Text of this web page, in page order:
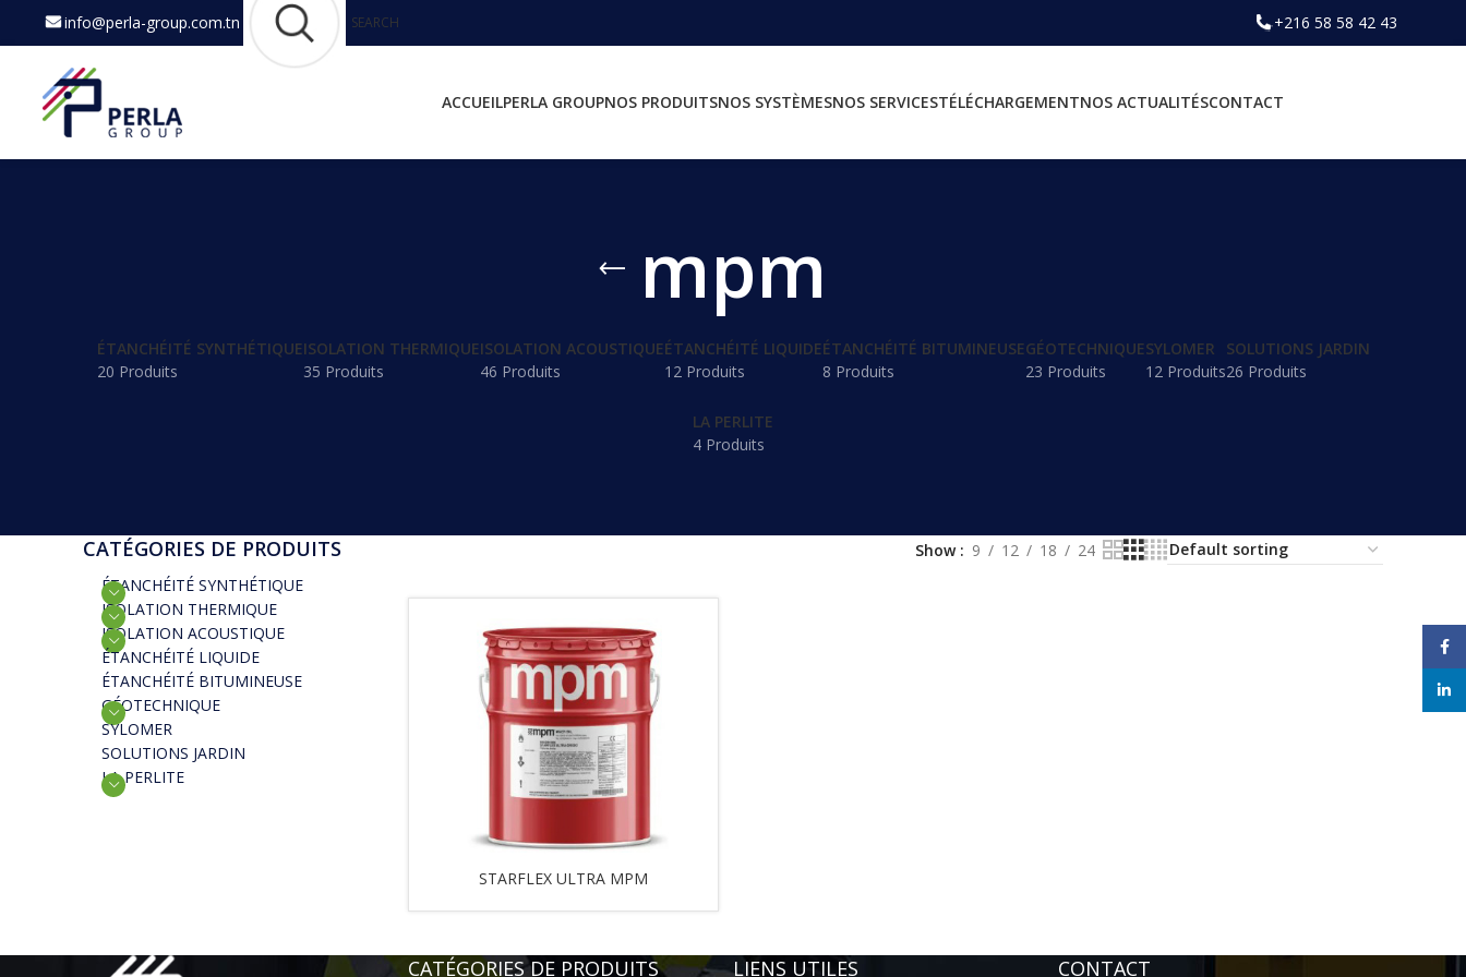
info@perla-group.com.tn SEARCH +216 58 58 42 43
ACCUEILPERLA GROUPNOS PRODUITSNOS SYSTÈMESNOS SERVICESTÉLÉCHARGEMENTNOS ACTUALITÉSCONTACT
mpm
ÉTANCHÉITÉ SYNTHÉTIQUE
20 Produits
ISOLATION THERMIQUE
35 Produits
ISOLATION ACOUSTIQUE
46 Produits
ÉTANCHÉITÉ LIQUIDE
12 Produits
ÉTANCHÉITÉ BITUMINEUSE
8 Produits
GÉOTECHNIQUE
23 Produits
SYLOMER
12 Produits
SOLUTIONS JARDIN
26 Produits
LA PERLITE
4 Produits
CATÉGORIES DE PRODUITS
ÉTANCHÉITÉ SYNTHÉTIQUE
ISOLATION THERMIQUE
ISOLATION ACOUSTIQUE
ÉTANCHÉITÉ LIQUIDE
ÉTANCHÉITÉ BITUMINEUSE
GÉOTECHNIQUE
SYLOMER
SOLUTIONS JARDIN
LA PERLITE
Show 9 12 18 24
STARFLEX ULTRA MPM
CATÉGORIES DE PRODUITS LIENS UTILES CONTACT